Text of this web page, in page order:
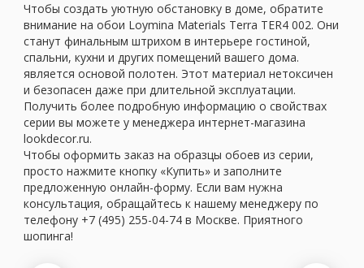
Чтобы создать уютную обстановку в доме, обратите
внимание на обои Loymina Materials Terra TER4 002. Они
станут финальным штрихом в интерьере гостиной,
спальни, кухни и других помещений вашего дома.
является основой полотен. Этот материал нетоксичен
и безопасен даже при длительной эксплуатации.
Получить более подробную информацию о свойствах
серии вы можете у менеджера интернет-магазина
lookdecor.ru.
Чтобы оформить заказ на образцы обоев из серии,
просто нажмите кнопку «Купить» и заполните
предложенную онлайн-форму. Если вам нужна
консультация, обращайтесь к нашему менеджеру по
телефону +7 (495) 255-04-74 в Москве. Приятного
шопинга!